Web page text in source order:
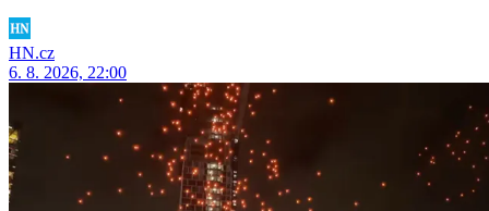
HN.cz
6. 8. 2026, 22:00